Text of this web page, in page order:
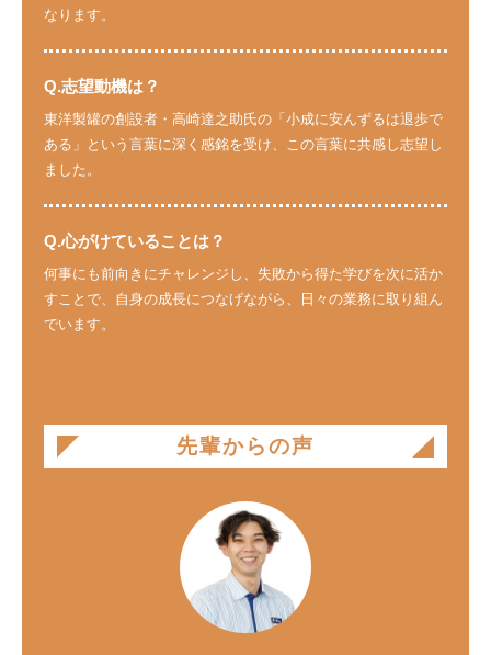
なります。
Q.志望動機は？
東洋製罐の創設者・高崎達之助氏の「小成に安んずるは退歩で
ある」という言葉に深く感銘を受け、この言葉に共感し志望し
ました。
Q.心がけていることは？
何事にも前向きにチャレンジし、失敗から得た学びを次に活か
すことで、自身の成長につなげながら、日々の業務に取り組ん
でいます。
先輩からの声